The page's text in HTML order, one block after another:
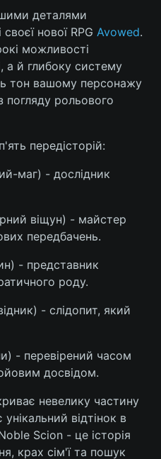
деталями
нової RPG Avowed.
можливості
а й глибоку систему
тон вашому персонажу
погляду рольового
передісторій:
маг) - дослідник
віщун) - майстер
передбачень.
- представник
роду.
- слідопит, який
- перевірений часом
досвідом.
невелику частину
відтінок в
Scion - це історія
крах сім'ї та пошук